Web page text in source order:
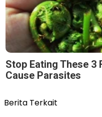
Stop Eating These 3
Cause Parasites
Berita Terkait